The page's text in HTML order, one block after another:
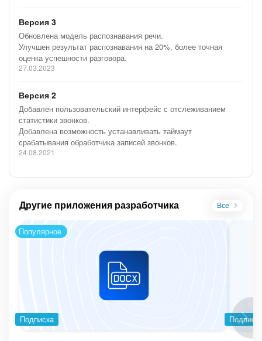
Версия 3
Обновлена модель распознавания речи.
Улучшен результат распознавания на 20%, более точная
оценка успешности разговора.
27.03.2023
Версия 2
Добавлен пользовательский интерфейс с отслеживанием
статистики звонков.
Добавлена возможность устанавливать таймаут
срабатывания обработчика записей звонков.
24.08.2021
Другие приложения разработчика Все
Популярное
Подписка